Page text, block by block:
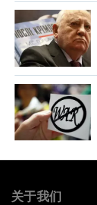
关于我们